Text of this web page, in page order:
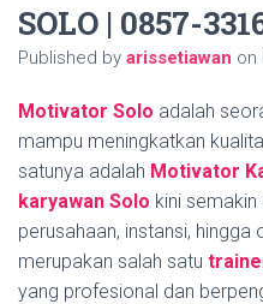
SOLO | 0857-
Published by arissetiawan on
Motivator Solo adalah
mampu meningkatkan
satunya adalah Motivator
karyawan Solo kini
perusahaan, instansi, hingga
merupakan salah satu
yang profesional dan